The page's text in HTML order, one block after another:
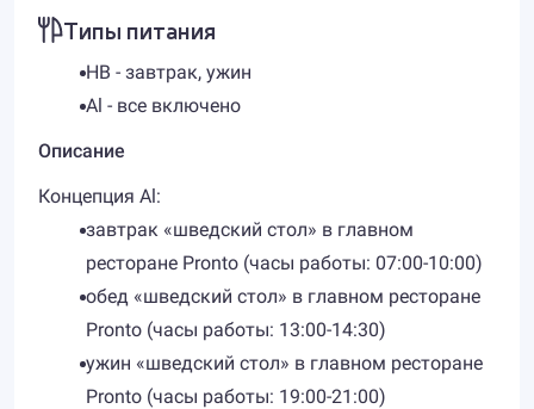
Типы питания
HB - завтрак, ужин
Al - все включено
Описание
Концепция Al:
завтрак «шведский стол» в главном
ресторане Pronto (часы работы: 07:00-10:00)
обед «шведский стол» в главном ресторане
Pronto (часы работы: 13:00-14:30)
ужин «шведский стол» в главном ресторане
Pronto (часы работы: 19:00-21:00)